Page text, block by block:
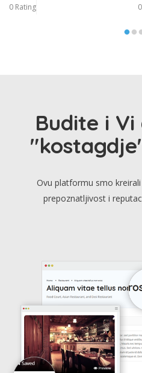
0 Rating
Budite i
Ovu platformu smo
prepoznatljivost i